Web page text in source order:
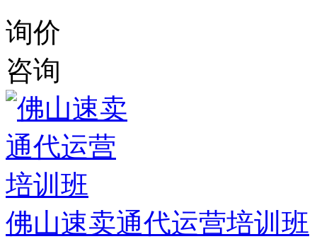
询价
咨询
佛山速卖通代运营培训班